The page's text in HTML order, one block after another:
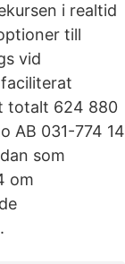
i realtid
till
vid
totalt 624 880
AB 031-774 14
som
om